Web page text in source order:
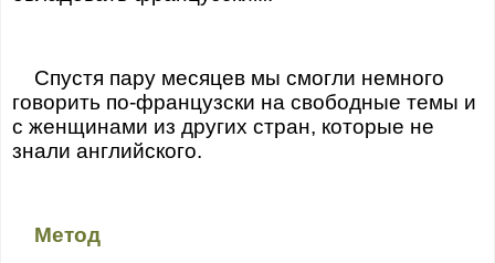
Спустя пару месяцев мы смогли немного
говорить по-французски на свободные темы и
с женщинами из других стран, которые не
знали английского.
Метод